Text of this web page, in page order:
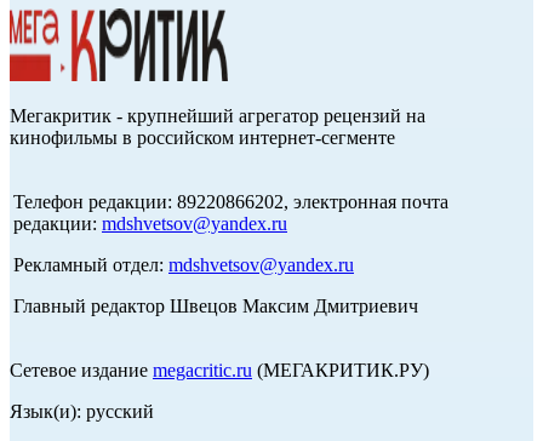
Мегакритик - крупнейший агрегатор рецензий на
кинофильмы в российском интернет-сегменте
Телефон редакции: 89220866202, электронная почта
редакции: mdshvetsov@yandex.ru
Рекламный отдел: mdshvetsov@yandex.ru
Главный редактор Швецов Максим Дмитриевич
Сетевое издание megacritic.ru (МЕГАКРИТИК.РУ)
Язык(и): русский